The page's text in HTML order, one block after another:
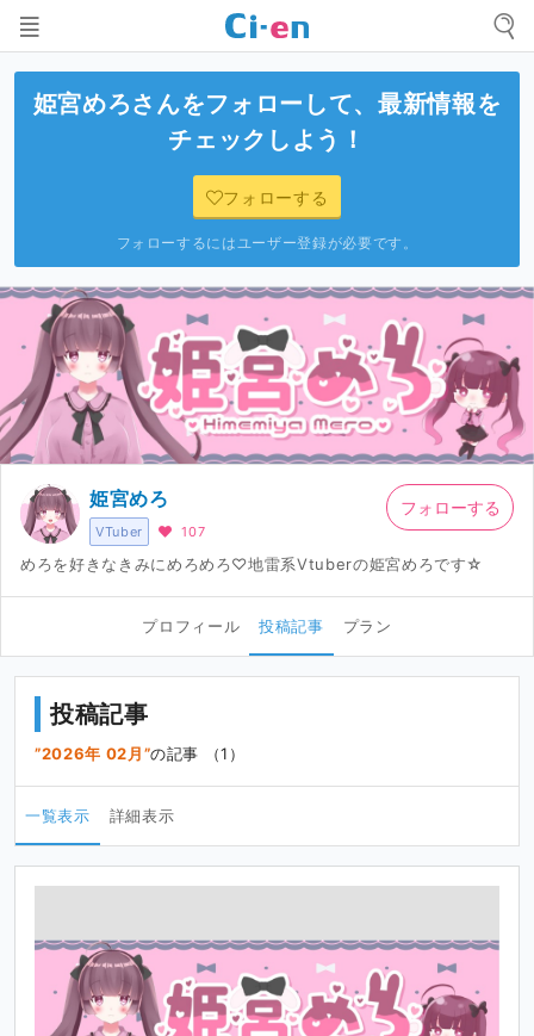
姫宮めろさんをフォローして、最新情報を
チェックしよう！
フォローする
フォローするにはユーザー登録が必要です。
VTuber
姫宮めろ
107
めろを好きなきみにめろめろ♡地雷系Vtuberの姫宮めろです☆
フォローする
プロフィール 投稿記事 プラン
投稿記事
2026年 02月 の記事 （1）
一覧表示 詳細表示